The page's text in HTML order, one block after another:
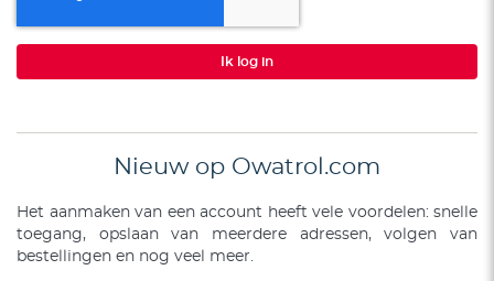
Ik log in
Nieuw op Owatrol.com
Het aanmaken van een account heeft vele voordelen: snelle
toegang, opslaan van meerdere adressen, volgen van
bestellingen en nog veel meer.